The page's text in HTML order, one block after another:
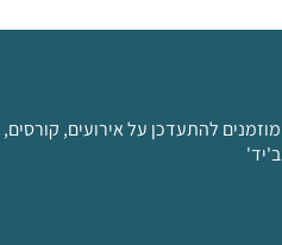
מוזמנים להתעדכן על אירועים,
ב'יד'